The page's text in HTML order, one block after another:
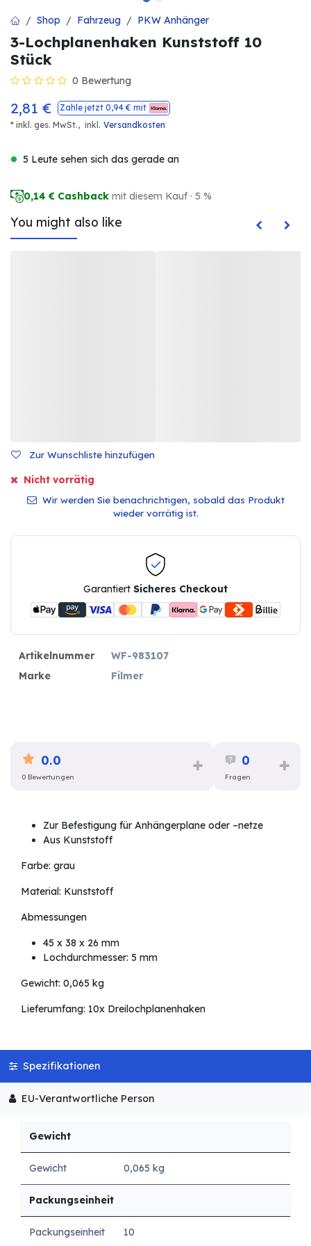
Shop Fahrzeug PKW Anhänger
3-Lochplanenhaken Kunststoff 10
Stück
0 Bewertung
2,81 € Zahle jetzt 0,94€ mit
* inkl. ges. MwSt., inkl. Versandkosten
5 Leute sehen sich das gerade an
0,14 € Cashback mit diesem Kauf · 5 %
You might also like
Zur Wunschliste hinzufügen
Nicht vorrätig
Wir werden Sie benachrichtigen, sobald das Produkt
wieder vorrätig ist.
Garantiert Sicheres Checkout
Artikelnummer
WF-983107
Marke
Filmer
0.0
0 Bewertungen
0
Fragen
Zur Befestigung für Anhängerplane oder –netze
Aus Kunststoff
Farbe: grau
Material: Kunststoff
Abmessungen
45 x 38 x 26 mm
Lochdurchmesser: 5 mm
Gewicht: 0,065 kg
Lieferumfang: 10x Dreilochplanenhaken
Spezifikationen
EU-Verantwortliche Person
Gewicht
Gewicht 0,065 kg
Packungseinheit
Packungseinheit 10